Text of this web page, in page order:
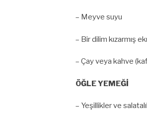
– Meyve suyu
– Bir dilim kızarmış
– Çay veya kahve
ÖĞLE YEMEĞİ
– Yeşillikler ve